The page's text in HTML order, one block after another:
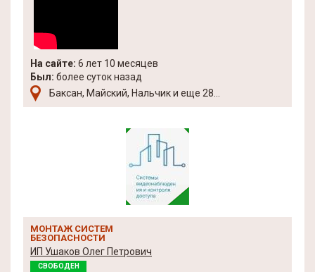
На сайте: 6 лет 10 месяцев
Был: более суток назад
Баксан, Майский, Нальчик и еще 28...
МОНТАЖ СИСТЕМ
БЕЗОПАСНОСТИ
ИП Ушаков Олег Петрович
СВОБОДЕН